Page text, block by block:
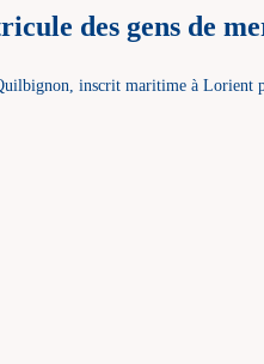
des gens de
inscrit maritime à Lorient